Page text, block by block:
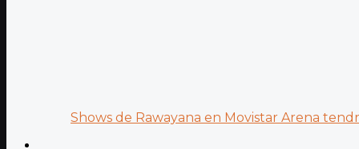
Shows de Rawayana en Movistar Arena